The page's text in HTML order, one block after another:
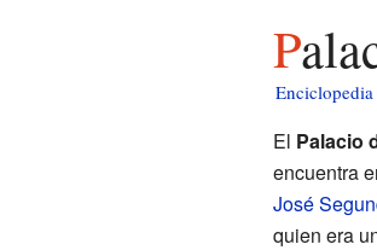
El Palacio
encuentra
José
quien era